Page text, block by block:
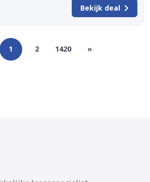
Bekijk deal
1 2 1420 »